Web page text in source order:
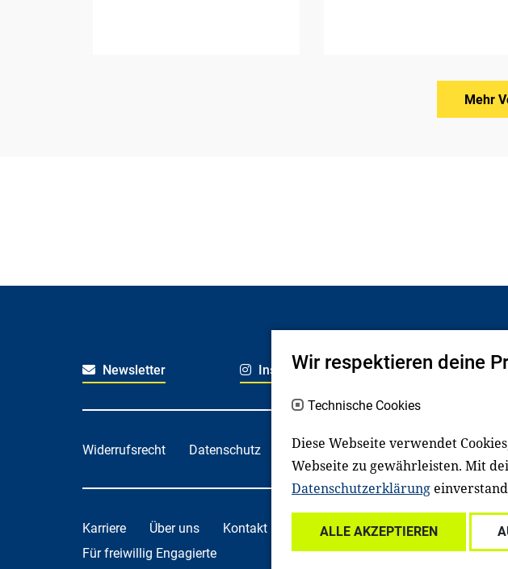
Mehr
Newsletter Instagram Facebook
Widerrufsrecht Datenschutz Haftungsausschluss Impressum
Karriere Über uns Kontakt Spenden Für Familien Für
Für freiwillig Engagierte
Wir respektieren deine
Technische Cookies
Diese Webseite verwendet
Webseite zu gewährleisten. Mit
Datenschutzerklärung
ALLE AKZEPTIEREN